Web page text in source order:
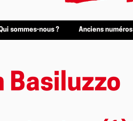
sommes-nous ? Anciens numéros
Basiluzzo